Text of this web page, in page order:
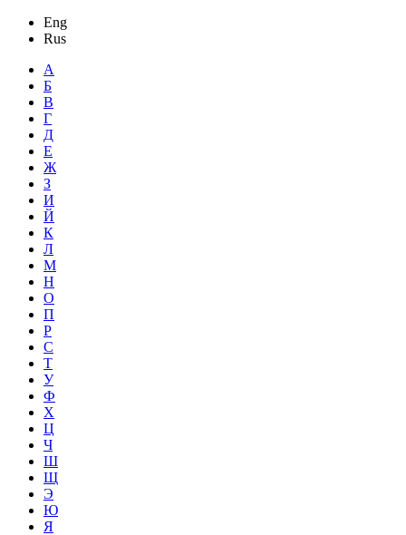
Eng
Rus
А
Б
В
Г
Д
Е
Ж
З
И
Й
К
Л
М
Н
О
П
Р
С
Т
У
Ф
Х
Ц
Ч
Ш
Щ
Э
Ю
Я